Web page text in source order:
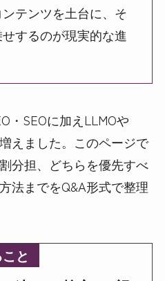
テンツを土台に、そ
するのが現実的な進
・SEOに加えLLMOや
えました。このページで
分担、どちらを優先すべ
法までをQ&A形式で整理
と